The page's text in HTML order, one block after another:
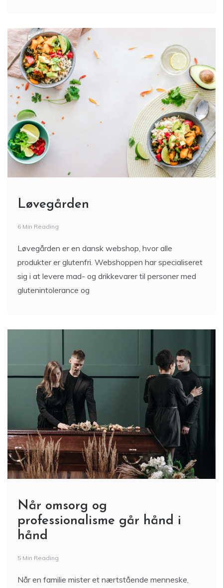
Løvegården
6 Min Reading
Løvegården er en dansk webshop, hvor alle
produkter er glutenfri. Webshoppen har specialiseret
sig i at levere mad- og drikkevarer til personer med
glutenintolerance og
Når omsorg og
professionalisme går hånd i
hånd
5 Min Reading
Når en familie mister et nærtstående menneske,